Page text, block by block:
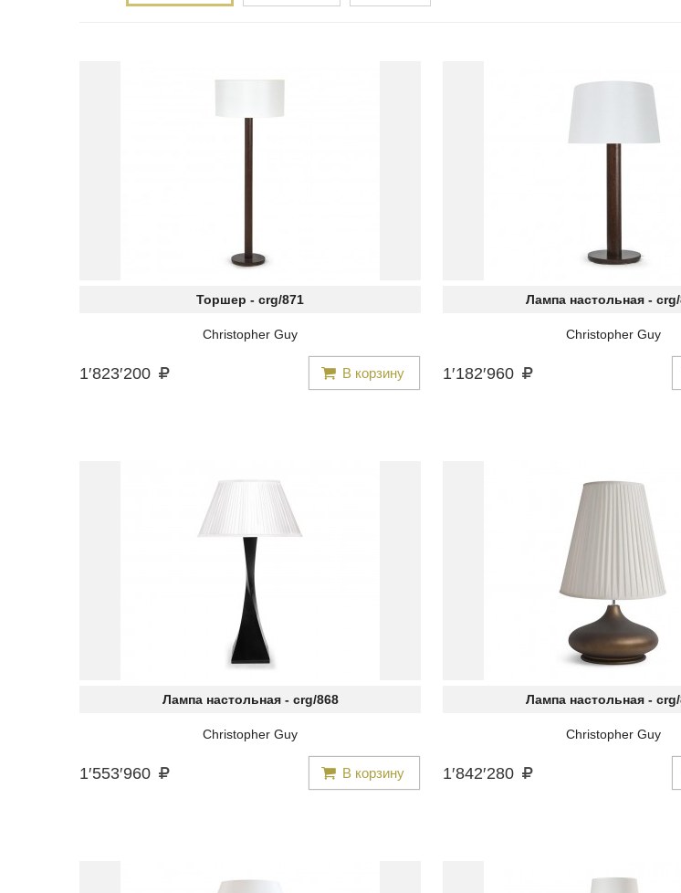
Торшер - crg/871
Christopher Guy
1′823′200 В корзину
Лампа настольная -
Christopher Guy
1′182′960
Лампа настольная - crg/868
Christopher Guy
1′553′960 В корзину
Лампа настольная -
Christopher Guy
1′842′280